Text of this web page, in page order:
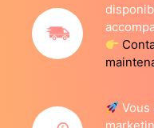
Vous